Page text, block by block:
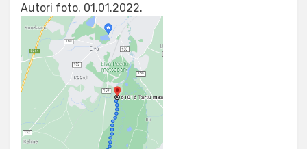
Autori foto. 01.01.2022.